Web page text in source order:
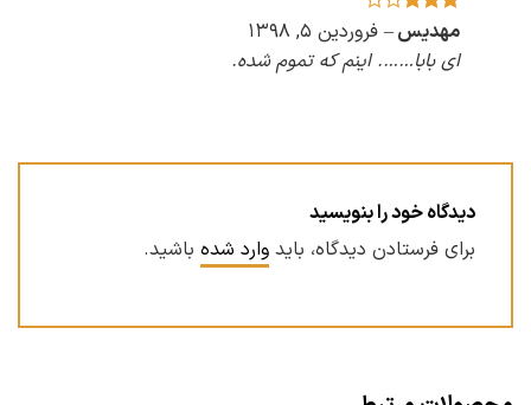
امتیاز
از 5
مهدیس– فروردین ۵, ۱۳۹۸
ای بابا……. اینم که تموم شده.
دیدگاه خود را بنویسید
برای فرستادن دیدگاه، باید وارد شده باشید.